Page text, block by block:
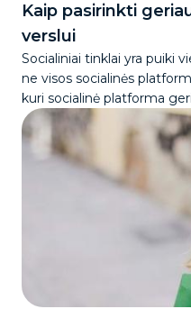
Kaip pasirinkti
verslui
Socialiniai tinklai yra puiki
ne visos socialinės
kuri socialinė platforma